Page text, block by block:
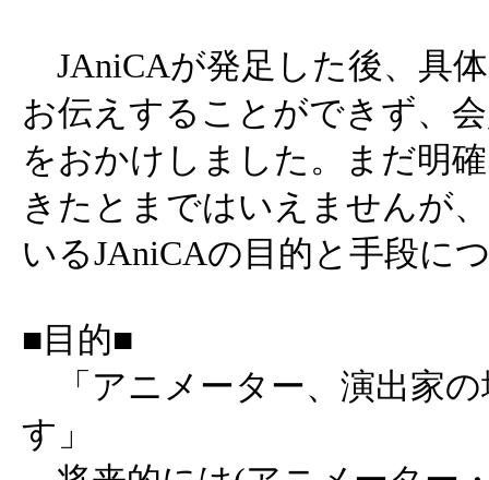
JAniCAが発足した後、具
お伝えすることができず、
をおかけしました。まだ明
きたとまではいえませんが
いるJAniCAの目的と手段に
■目的■
「アニメーター、演出家の
す」